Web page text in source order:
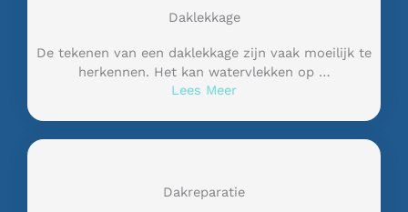
Daklekkage
De tekenen van een daklekkage zijn vaak moeilijk te
herkennen. Het kan watervlekken op …
Lees Meer
Dakreparatie